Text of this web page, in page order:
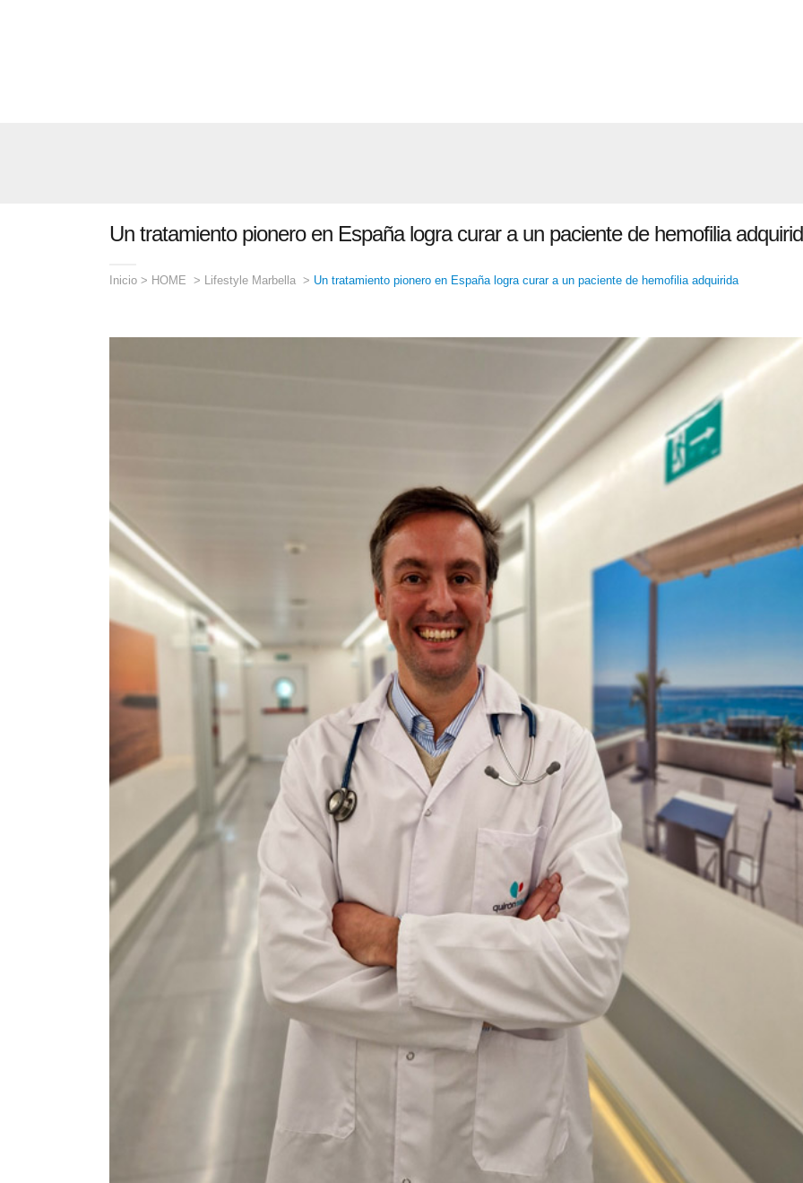
Un tratamiento pionero en España logra curar a un paciente de hemofilia
Inicio > HOME > Lifestyle Marbella > Un tratamiento pionero en España logra curar a un paciente de hemofilia adquirida